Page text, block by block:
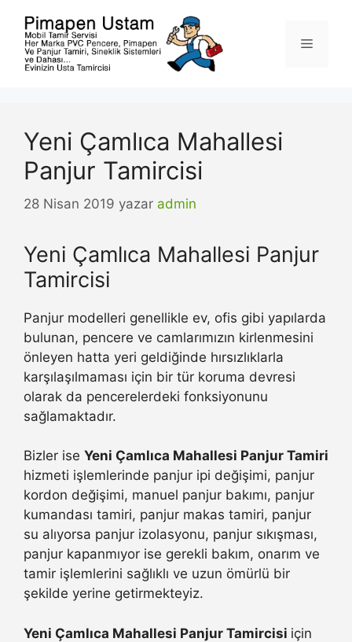
Menü
Yeni Çamlıca Mahallesi
Panjur Tamircisi
28 Nisan 2019 yazar admin
Yeni Çamlıca Mahallesi Panjur
Tamircisi
Panjur modelleri genellikle ev, ofis gibi yapılarda
bulunan, pencere ve camlarımızın kirlenmesini
önleyen hatta yeri geldiğinde hırsızlıklarla
karşılaşılmaması için bir tür koruma devresi
olarak da pencerelerdeki fonksiyonunu
sağlamaktadır.
Bizler ise Yeni Çamlıca Mahallesi Panjur Tamiri
hizmeti işlemlerinde panjur ipi değişimi, panjur
kordon değişimi, manuel panjur bakımı, panjur
kumandası tamiri, panjur makas tamiri, panjur
su alıyorsa panjur izolasyonu, panjur sıkışması,
panjur kapanmıyor ise gerekli bakım, onarım ve
tamir işlemlerini sağlıklı ve uzun ömürlü bir
şekilde yerine getirmekteyiz.
Yeni Çamlıca Mahallesi Panjur Tamircisi için